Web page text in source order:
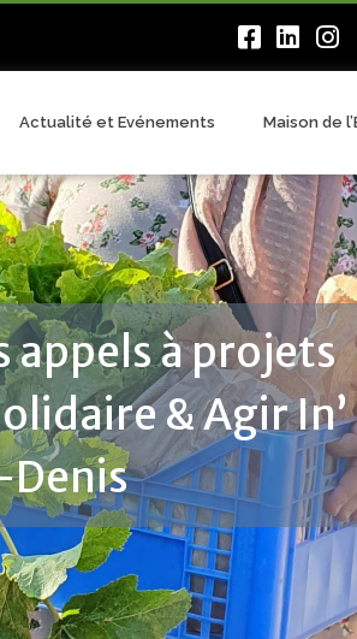
Actualité et Evénements Maison de
appels à projets
& Agir In’